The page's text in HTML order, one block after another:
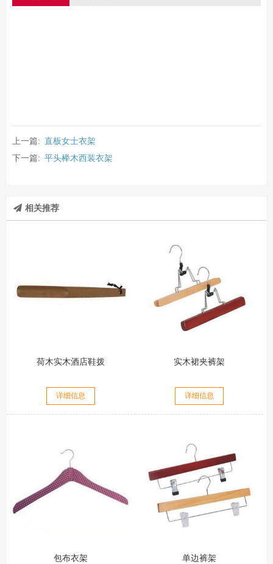
上一篇: 直板女士衣架
下一篇: 平头榉木西装衣架
相关推荐
荷木实木酒店鞋拨
详细信息
实木裙夹裤架
详细信息
包布衣架 单边裤架